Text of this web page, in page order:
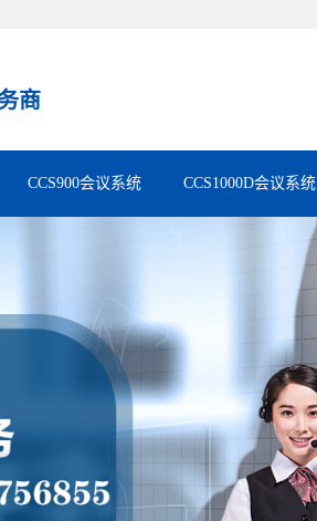
商
CCS900会议系统 CCS1000D会议系统